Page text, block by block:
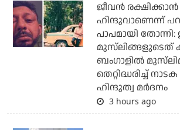
ജീവന്‍ രക്ഷിക്കാന്‍
ഹിന്ദുവാണെന്ന്
പാപമായി
മുസ്‌ലിങ്ങളുടെത്
ബംഗാളില്‍
തെറ്റിദ്ധരിച്ച്
ഹിന്ദുത്വ മര്‍ദനം
3 hours ago